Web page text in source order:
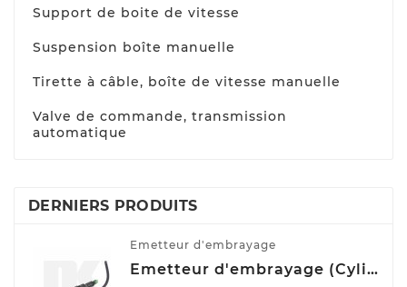
Support de boite de vitesse
Suspension boîte manuelle
Tirette à câble, boîte de vitesse manuelle
Valve de commande, transmission
automatique
DERNIERS PRODUITS
Emetteur d'embrayage
Emetteur d'embrayage (Cylindre émetteur de débrayage) NK 832508